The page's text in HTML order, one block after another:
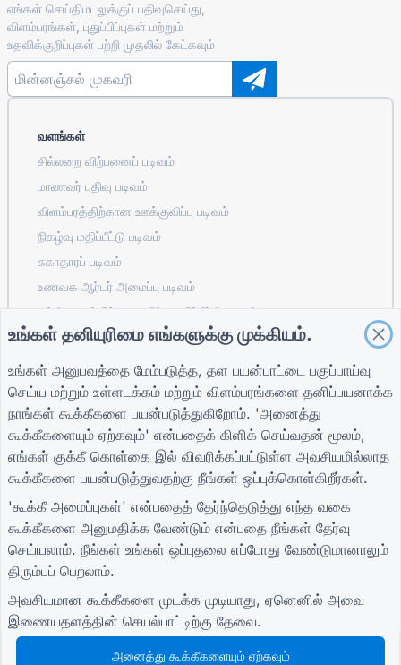
எங்கள் செய்திமடலுக்குப் பதிவுசெய்து,
விளம்பரங்கள், புதுப்பிப்புகள் மற்றும்
உதவிக்குறிப்புகள் பற்றி முதலில் கேட்கவும்
வளங்கள்
சில்லறை விற்பனைப் படிவம்
மாணவர் பதிவு படிவம்
விளம்பரத்திற்கான ஊக்குவிப்பு படிவம்
நிகழ்வு மதிப்பீட்டு படிவம்
சுகாதாரப் படிவம்
உணவக ஆர்டர் அமைப்பு படிவம்
கட்டுமானத்திற்கான திட்ட மதிப்பீட்டு படிவம்
தளவாடங்களுக்கான சப்ளையர் மதிப்பீட்டு படிவம்
பயன்பாடுகளுக்கான சேவை கோரிக்கைப் படிவம்
வாடிக்கையாளர் ஈடுபாட்டிற்கான படிவம்
சமூகத்தில் சேரவும்
வழிகாட்டிகள்
உதவி மையம்
வலைப்பதிவு
TIGER FORM
வழிகாட்டி
நிறுவனம்
எங்களைப் பற்றி
எங்களை தொடர்பு
கொள்ளவும்
விதிமுறைகள்
விதிமுறைகள்
தனியுரிமைக் கொள்கை
கூக்கீ அமைப்புகள்
உங்கள் தனியுரிமை எங்களுக்கு முக்கியம்.
உங்கள் அனுபவத்தை மேம்படுத்த, தள பயன்பாட்டை பகுப்பாய்வு
செய்ய மற்றும் உள்ளடக்கம் மற்றும் விளம்பரங்களை தனிப்பயனாக்க
நாங்கள் கூக்கீகளை பயன்படுத்துகிறோம். 'அனைத்து
கூக்கீகளையும் ஏற்கவும்' என்பதைக் கிளிக் செய்வதன் மூலம்,
எங்கள் குக்கீ கொள்கை இல் விவரிக்கப்பட்டுள்ள அவசியமில்லாத
கூக்கீகளை பயன்படுத்துவதற்கு நீங்கள் ஒப்புக்கொள்கிறீர்கள்.
'கூக்கீ அமைப்புகள்' என்பதைத் தேர்ந்தெடுத்து எந்த வகை
கூக்கீகளை அனுமதிக்க வேண்டும் என்பதை நீங்கள் தேர்வு
செய்யலாம். நீங்கள் உங்கள் ஒப்புதலை எப்போது வேண்டுமானாலும்
திரும்பப் பெறலாம்.
அவசியமான கூக்கீகளை முடக்க முடியாது, ஏனெனில் அவை
இணையதளத்தின் செயல்பாட்டிற்கு தேவை.
அனைத்து கூக்கீகளையும் ஏற்கவும்